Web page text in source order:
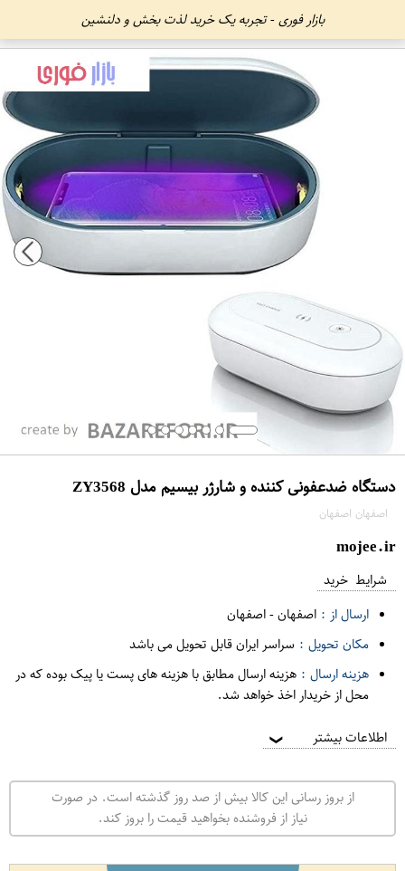
بازار فوری - تجربه یک خرید لذت بخش و دلنشین
دستگاه ضدعفونی کننده و شارژر بیسیم مدل ZY3568
اصفهان اصفهان
mojee.ir
شرایط خرید
ارسال از : اصفهان-اصفهان
مکان تحویل : سراسر ایران قابل تحویل می باشد
هزینه ارسال : هزینه ارسال مطابق با هزینه های پست یا پیک بوده که در
محل از خریدار اخذ خواهد شد.
اطلاعات بیشتر ❯
از بروز رسانی این کالا بیش از صد روز گذشته است. در صورت
نیاز از فروشنده بخواهید قیمت را بروز کند.